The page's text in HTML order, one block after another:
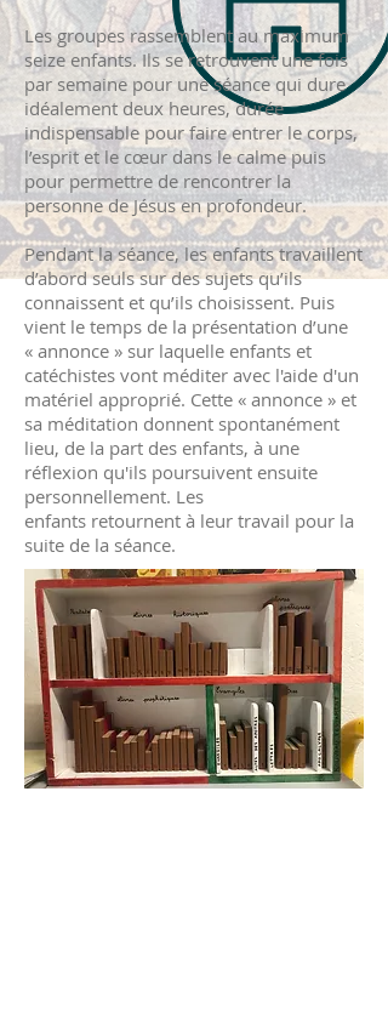
Les groupes rassemblent au maximum
seize enfants. Ils se retrouvent une fois
par semaine pour une séance qui dure
idéalement deux heures, durée
indispensable pour faire entrer le corps,
l’esprit et le cœur dans le calme puis
pour permettre de rencontrer la
personne de Jésus en profondeur.
Pendant la séance, les enfants travaillent
d’abord seuls sur des sujets qu’ils
connaissent et qu’ils choisissent. Puis
vient le temps de la présentation d’une
« annonce » sur laquelle enfants et
catéchistes vont méditer avec l'aide d'un
matériel approprié. Cette « annonce » et
sa méditation donnent spontanément
lieu, de la part des enfants, à une
réflexion qu'ils poursuivent ensuite
personnellement. Les
enfants retournent à leur travail pour la
suite de la séance.